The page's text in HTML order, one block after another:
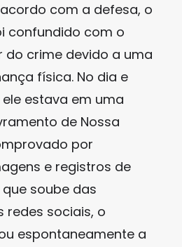
com a defesa, o
confundido com o
do crime devido a uma
física. No dia e
estava em uma
de Nossa
por
e registros de
soube das
redes sociais, o
espontaneamente a